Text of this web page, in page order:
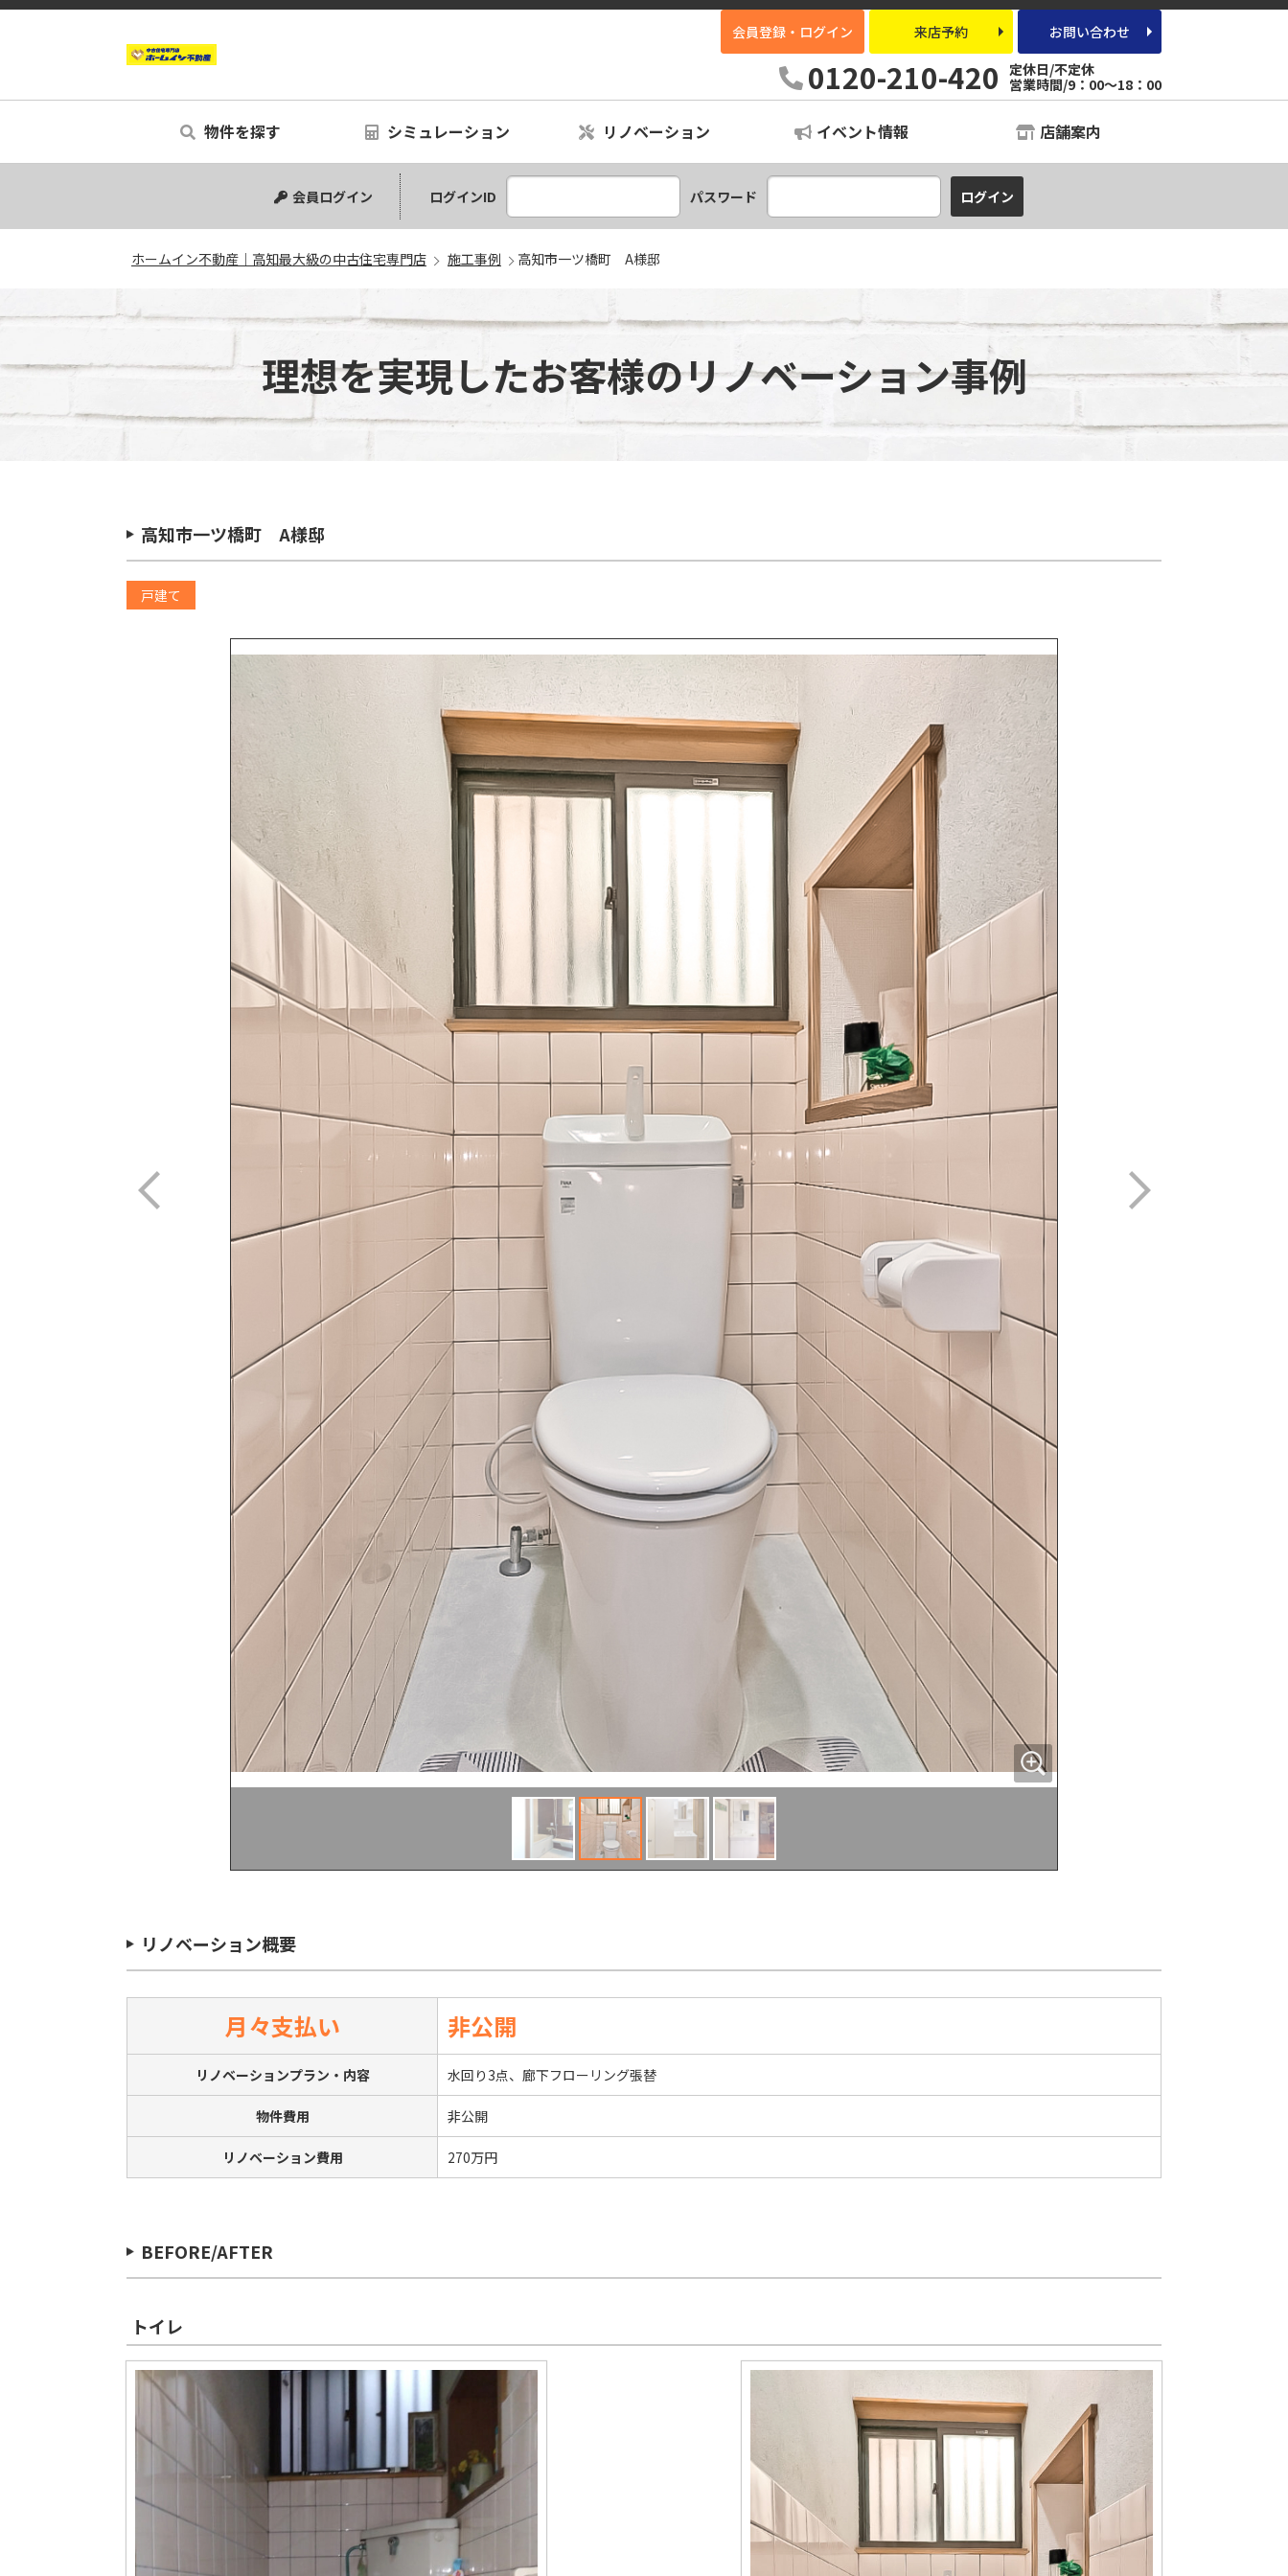
ホームイン不動産｜高知最大級の中古住宅専門店
会員登録・ログイン 来店予約 お問い合わせ
0120-210-420 定休日/不定休
営業時間/9：00～18：00
物件を探す
中古一戸建て
中古マンション
事業用
新築一戸建て
土地
シミュレーション
シミュレーション
リノベーションプラン
リノベーション イベント情報 店舗案内
会員ログイン ログインID パスワード
ホームイン不動産｜高知最大級の中古住宅専門店 施工事例 高知市一ツ橋町 A様邸
理想を実現したお客様のリノベーション事例
高知市一ツ橋町 A様邸
戸建て
リノベーション概要
月々支払い 非公開
リノベーションプラン・内容 水回り3点、廊下フローリング張替
物件費用 非公開
リノベーション費用 270万円
BEFORE/AFTER
トイレ